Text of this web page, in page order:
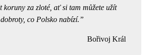
koruny za zloté, ať si tam můžete užít
co Polsko nabízí.
Bořivoj Král